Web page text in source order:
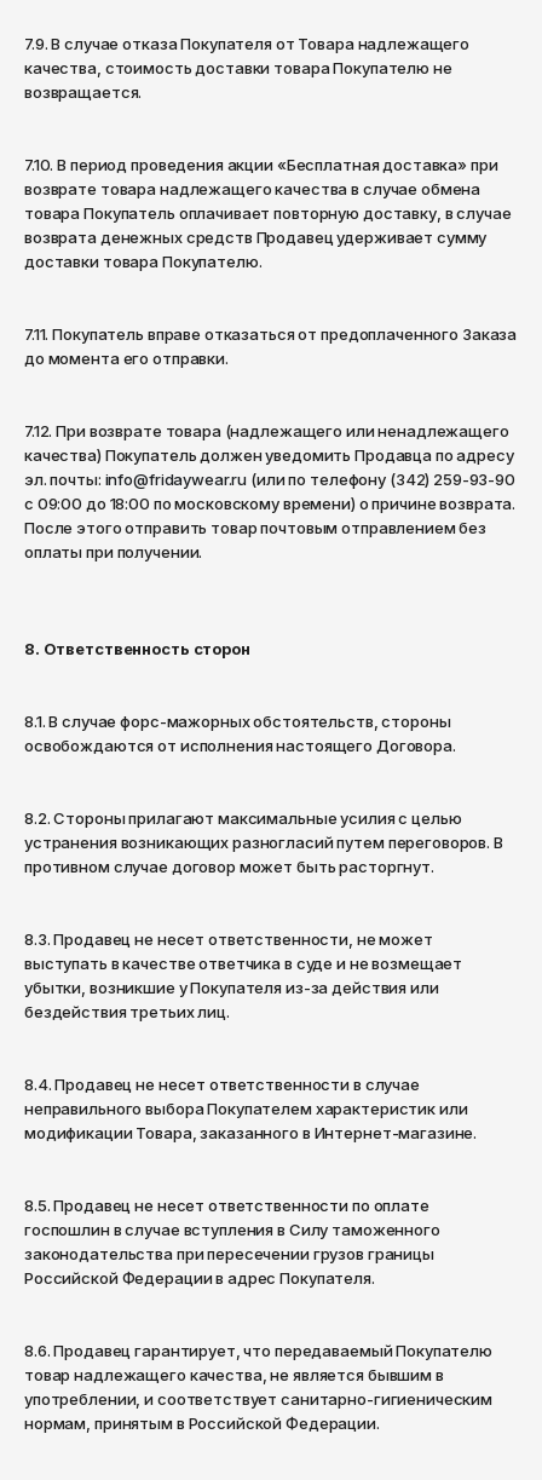
7.9. В случае отказа Покупателя от Товара надлежащего
качества, стоимость доставки товара Покупателю не
возвращается.
7.10. В период проведения акции «Бесплатная доставка» при
возврате товара надлежащего качества в случае обмена
товара Покупатель оплачивает повторную доставку, в случае
возврата денежных средств Продавец удерживает сумму
доставки товара Покупателю.
7.11. Покупатель вправе отказаться от предоплаченного Заказа
до момента его отправки.
7.12. При возврате товара (надлежащего или ненадлежащего
качества) Покупатель должен уведомить Продавца по адресу
эл. почты: info@fridaywear.ru (или по телефону (342) 259-93-90
с 09:00 до 18:00 по московскому времени) о причине возврата.
После этого отправить товар почтовым отправлением без
оплаты при получении.
8. Ответственность сторон
8.1. В случае форс-мажорных обстоятельств, стороны
освобождаются от исполнения настоящего Договора.
8.2. Стороны прилагают максимальные усилия с целью
устранения возникающих разногласий путем переговоров. В
противном случае договор может быть расторгнут.
8.3. Продавец не несет ответственности, не может
выступать в качестве ответчика в суде и не возмещает
убытки, возникшие у Покупателя из-за действия или
бездействия третьих лиц.
8.4. Продавец не несет ответственности в случае
неправильного выбора Покупателем характеристик или
модификации Товара, заказанного в Интернет-магазине.
8.5. Продавец не несет ответственности по оплате
госпошлин в случае вступления в Силу таможенного
законодательства при пересечении грузов границы
Российской Федерации в адрес Покупателя.
8.6. Продавец гарантирует, что передаваемый Покупателю
товар надлежащего качества, не является бывшим в
употреблении, и соответствует санитарно-гигиеническим
нормам, принятым в Российской Федерации.